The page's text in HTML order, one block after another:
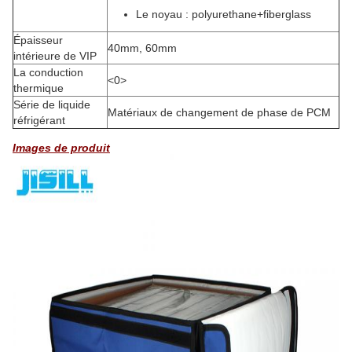
Le noyau : polyurethane+fiberglass
Épaisseur
intérieure de VIP
40mm, 60mm
La conduction
thermique
<0>
Série de liquide
réfrigérant
Matériaux de changement de phase de PCM
Images de produit